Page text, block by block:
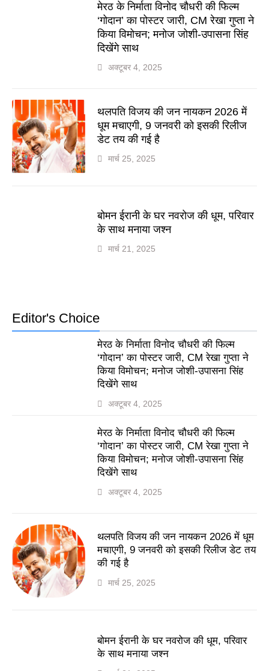
मेरठ के निर्माता विनोद चौधरी की फिल्म
‘गोदान’ का पोस्टर जारी, CM रेखा गुप्ता ने
किया विमोचन; मनोज जोशी-उपासना सिंह
दिखेंगे साथ
अक्टूबर 4, 2025
थलपति विजय की जन नायकन 2026 में
धूम मचाएगी, 9 जनवरी को इसकी रिलीज
डेट तय की गई है
मार्च 25, 2025
बोमन ईरानी के घर नवरोज की धूम, परिवार
के साथ मनाया जश्न
मार्च 21, 2025
Editor's Choice
मेरठ के निर्माता विनोद चौधरी की फिल्म
‘गोदान’ का पोस्टर जारी, CM रेखा गुप्ता ने
किया विमोचन; मनोज जोशी-उपासना सिंह
दिखेंगे साथ
अक्टूबर 4, 2025
मेरठ के निर्माता विनोद चौधरी की फिल्म
‘गोदान’ का पोस्टर जारी, CM रेखा गुप्ता ने
किया विमोचन; मनोज जोशी-उपासना सिंह
दिखेंगे साथ
अक्टूबर 4, 2025
थलपति विजय की जन नायकन 2026 में धूम
मचाएगी, 9 जनवरी को इसकी रिलीज डेट तय
की गई है
मार्च 25, 2025
बोमन ईरानी के घर नवरोज की धूम, परिवार
के साथ मनाया जश्न